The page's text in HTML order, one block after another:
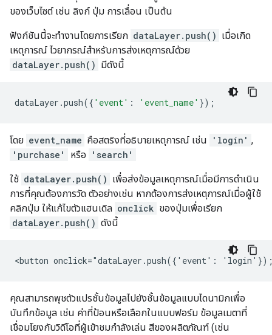
ของเว็บไซต์ เช่น ลิงก์ ปุ่ม การเลื่อน เป็นต้น
ฟังก์ชันนี้จะทำงานโดยการเรียก dataLayer.push() เมื่อเกิด
เหตุการณ์ ไวยากรณ์สำหรับการส่งเหตุการณ์ด้วย
dataLayer.push() มีดังนี้
dataLayer .push({ 'event' : 'event_name' });
โดย event_name คือสตริงที่อธิบายเหตุการณ์ เช่น 'login' ,
'purchase'
หรือ 'search'
ใช้ dataLayer.push() เพื่อส่งข้อมูลเหตุการณ์เมื่อมีการดำเนิน
การที่คุณต้องการวัด ตัวอย่างเช่น หากต้องการส่งเหตุการณ์เมื่อผู้ใช้
คลิกปุ่ม ให้แก้ไขตัวแฮนเดิล onclick ของปุ่มเพื่อเรียก
dataLayer.push() ดังนี้
คุณสามารถพุชตัวแปรชั้นข้อมูลไปยังชั้นข้อมูลแบบไดนามิกเพื่อ
บันทึกข้อมูล เช่น ค่าที่ป้อนหรือเลือกในแบบฟอร์ม ข้อมูลเมตาที่
เชื่อมโยงกับวิดีโอที่ผู้เข้าชมกำลังเล่น สีของผลิตภัณฑ์ (เช่น